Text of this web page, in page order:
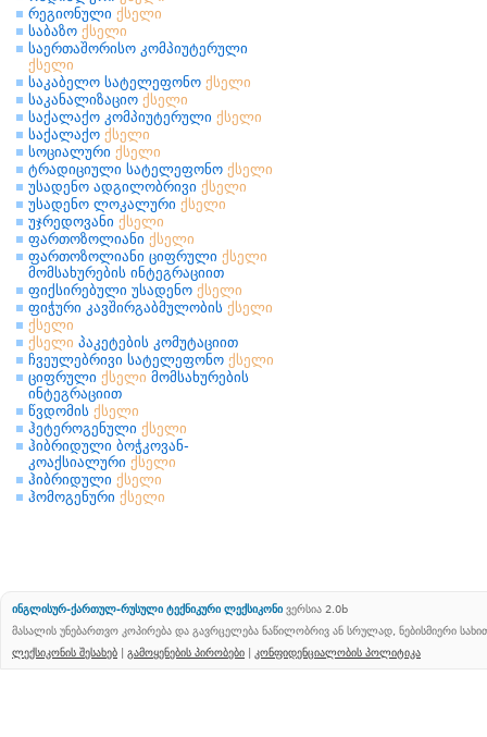
რეგიონული ქსელი
საბაზო ქსელი
საერთაშორისო კომპიუტერული
ქსელი
საკაბელო სატელეფონო ქსელი
საკანალიზაციო ქსელი
საქალაქო კომპიუტერული ქსელი
საქალაქო ქსელი
სოციალური ქსელი
ტრადიციული სატელეფონო ქსელი
უსადენო ადგილობრივი ქსელი
უსადენო ლოკალური ქსელი
უჯრედოვანი ქსელი
ფართოზოლიანი ქსელი
ფართოზოლიანი ციფრული ქსელი
მომსახურების ინტეგრაციით
ფიქსირებული უსადენო ქსელი
ფიჭური კავშირგაბმულობის ქსელი
ქსელი
ქსელი პაკეტების კომუტაციით
ჩვეულებრივი სატელეფონო ქსელი
ციფრული ქსელი მომსახურების
ინტეგრაციით
წვდომის ქსელი
ჰეტეროგენული ქსელი
ჰიბრიდული ბოჭკოვან-
კოაქსიალური ქსელი
ჰიბრიდული ქსელი
ჰომოგენური ქსელი
ინგლისურ-ქართულ-რუსული ტექნიკური ლექსიკონი ვერსია 2.0b
მასალის უნებართვო კოპირება და გავრცელება ნაწილობრივ ან სრულად, ნებისმიერი
ლექსიკონის შესახებ | გამოყენების პირობები | კონფიდენციალობის პოლიტიკა